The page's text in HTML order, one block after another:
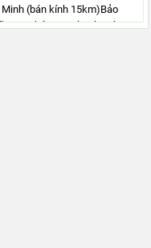
Minh (bán kính 15km)Bảo
24 tháng>> Thanh toán
khoản hoặc quẹt thẻ